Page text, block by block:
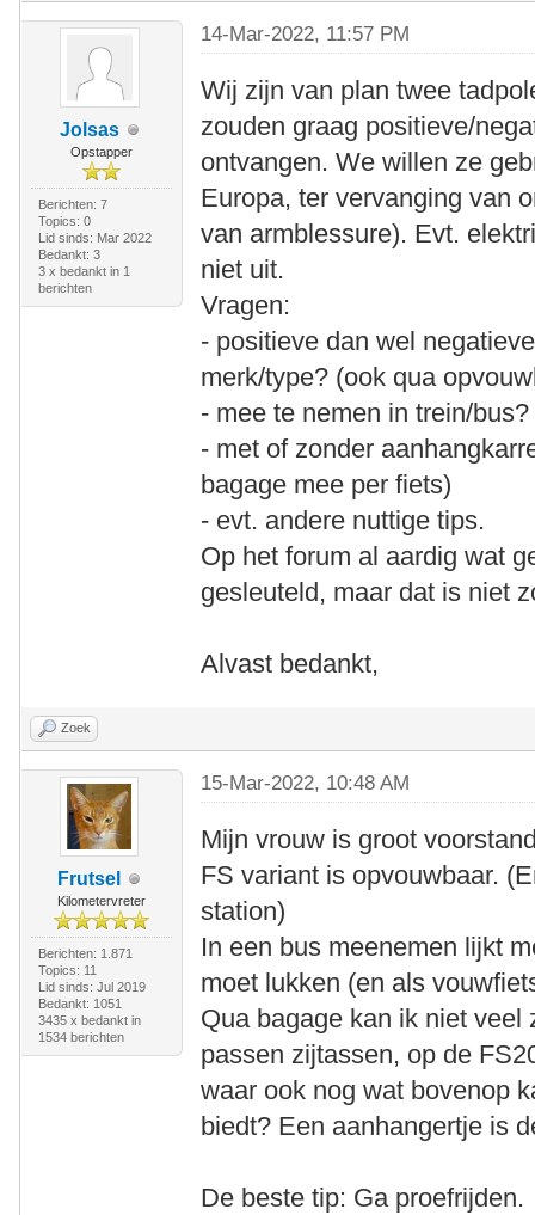
Jolsas
Opstapper
Berichten: 7
Topics: 0
Lid sinds: Mar 2022
Bedankt: 3
3 x bedankt in 1
berichten
14-Mar-2022, 11:57 PM
Wij zijn van plan twee
zouden graag positieve/
ontvangen. We willen ze
Europa, ter vervanging van
van armblessure). Evt.
niet uit.
Vragen:
- positieve dan wel
merk/type? (ook qua
- mee te nemen in trein/bus?
- met of zonder
bagage mee per fiets)
- evt. andere nuttige tips.
Op het forum al aardig wat
gesleuteld, maar dat is niet
Alvast bedankt,
Zoek
Frutsel
Kilometervreter
Berichten: 1.871
Topics: 11
Lid sinds: Jul 2019
Bedankt: 1051
3435 x bedankt in
1534 berichten
15-Mar-2022, 10:48 AM
Mijn vrouw is groot
FS variant is opvouwbaar.
station)
In een bus meenemen lijkt
moet lukken (en als
Qua bagage kan ik niet
passen zijtassen, op de
waar ook nog wat bovenop
biedt? Een aanhangertje is
De beste tip: Ga proefrijden.